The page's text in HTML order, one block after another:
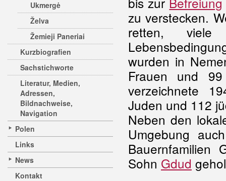
Ukmergė
Želva
Žemieji Paneriai
Kurzbiografien
Sachstichworte
Literatur, Medien,
Adressen,
Bildnachweise,
Navigation
Polen
Links
News
Kontakt
zu verstecken.
retten, viele
wurden in
Frauen und
verzeichnete
Juden und 112
Neben den
Umgebung
Bauernfamilien
Sohn Gdud